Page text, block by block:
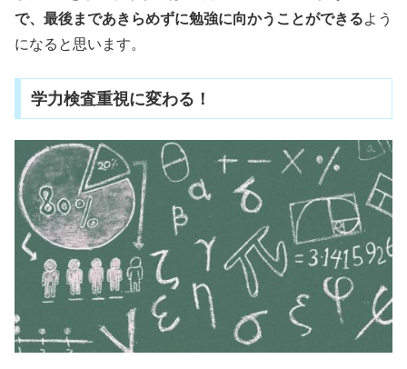
で、最後まであきらめずに勉強に向かうことができるよう
になると思います。
学力検査重視に変わる！